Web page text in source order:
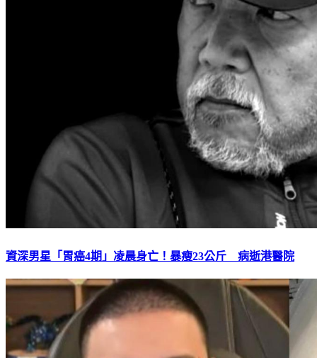
資深男星「胃癌4期」凌晨身亡！暴瘦23公斤 病逝港醫院